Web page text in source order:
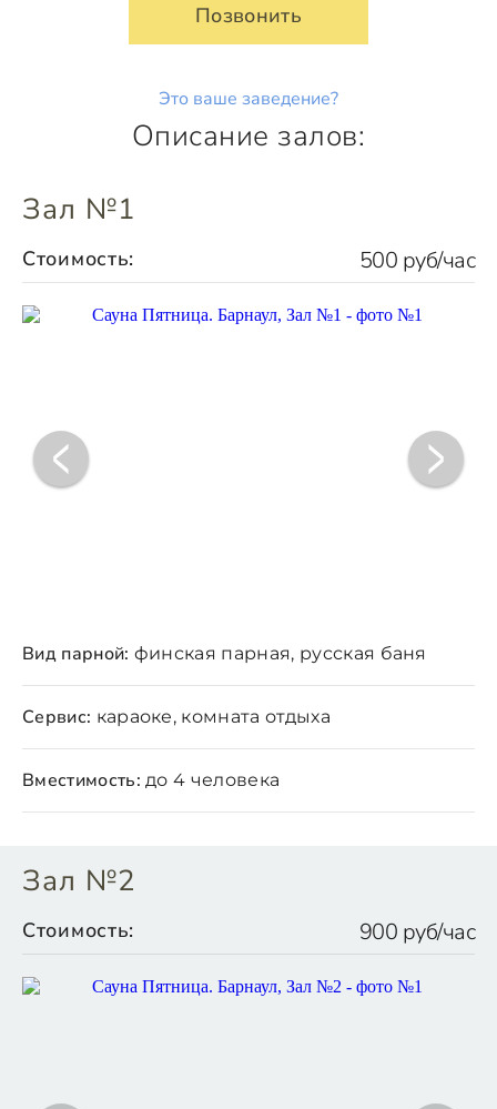
Позвонить
Это ваше заведение?
Описание залов:
Зал №1
Стоимость: 500 руб/час
Вид парной: финская парная, русская баня
Сервис: караоке, комната отдыха
Вместимость: до 4 человека
Зал №2
Стоимость: 900 руб/час